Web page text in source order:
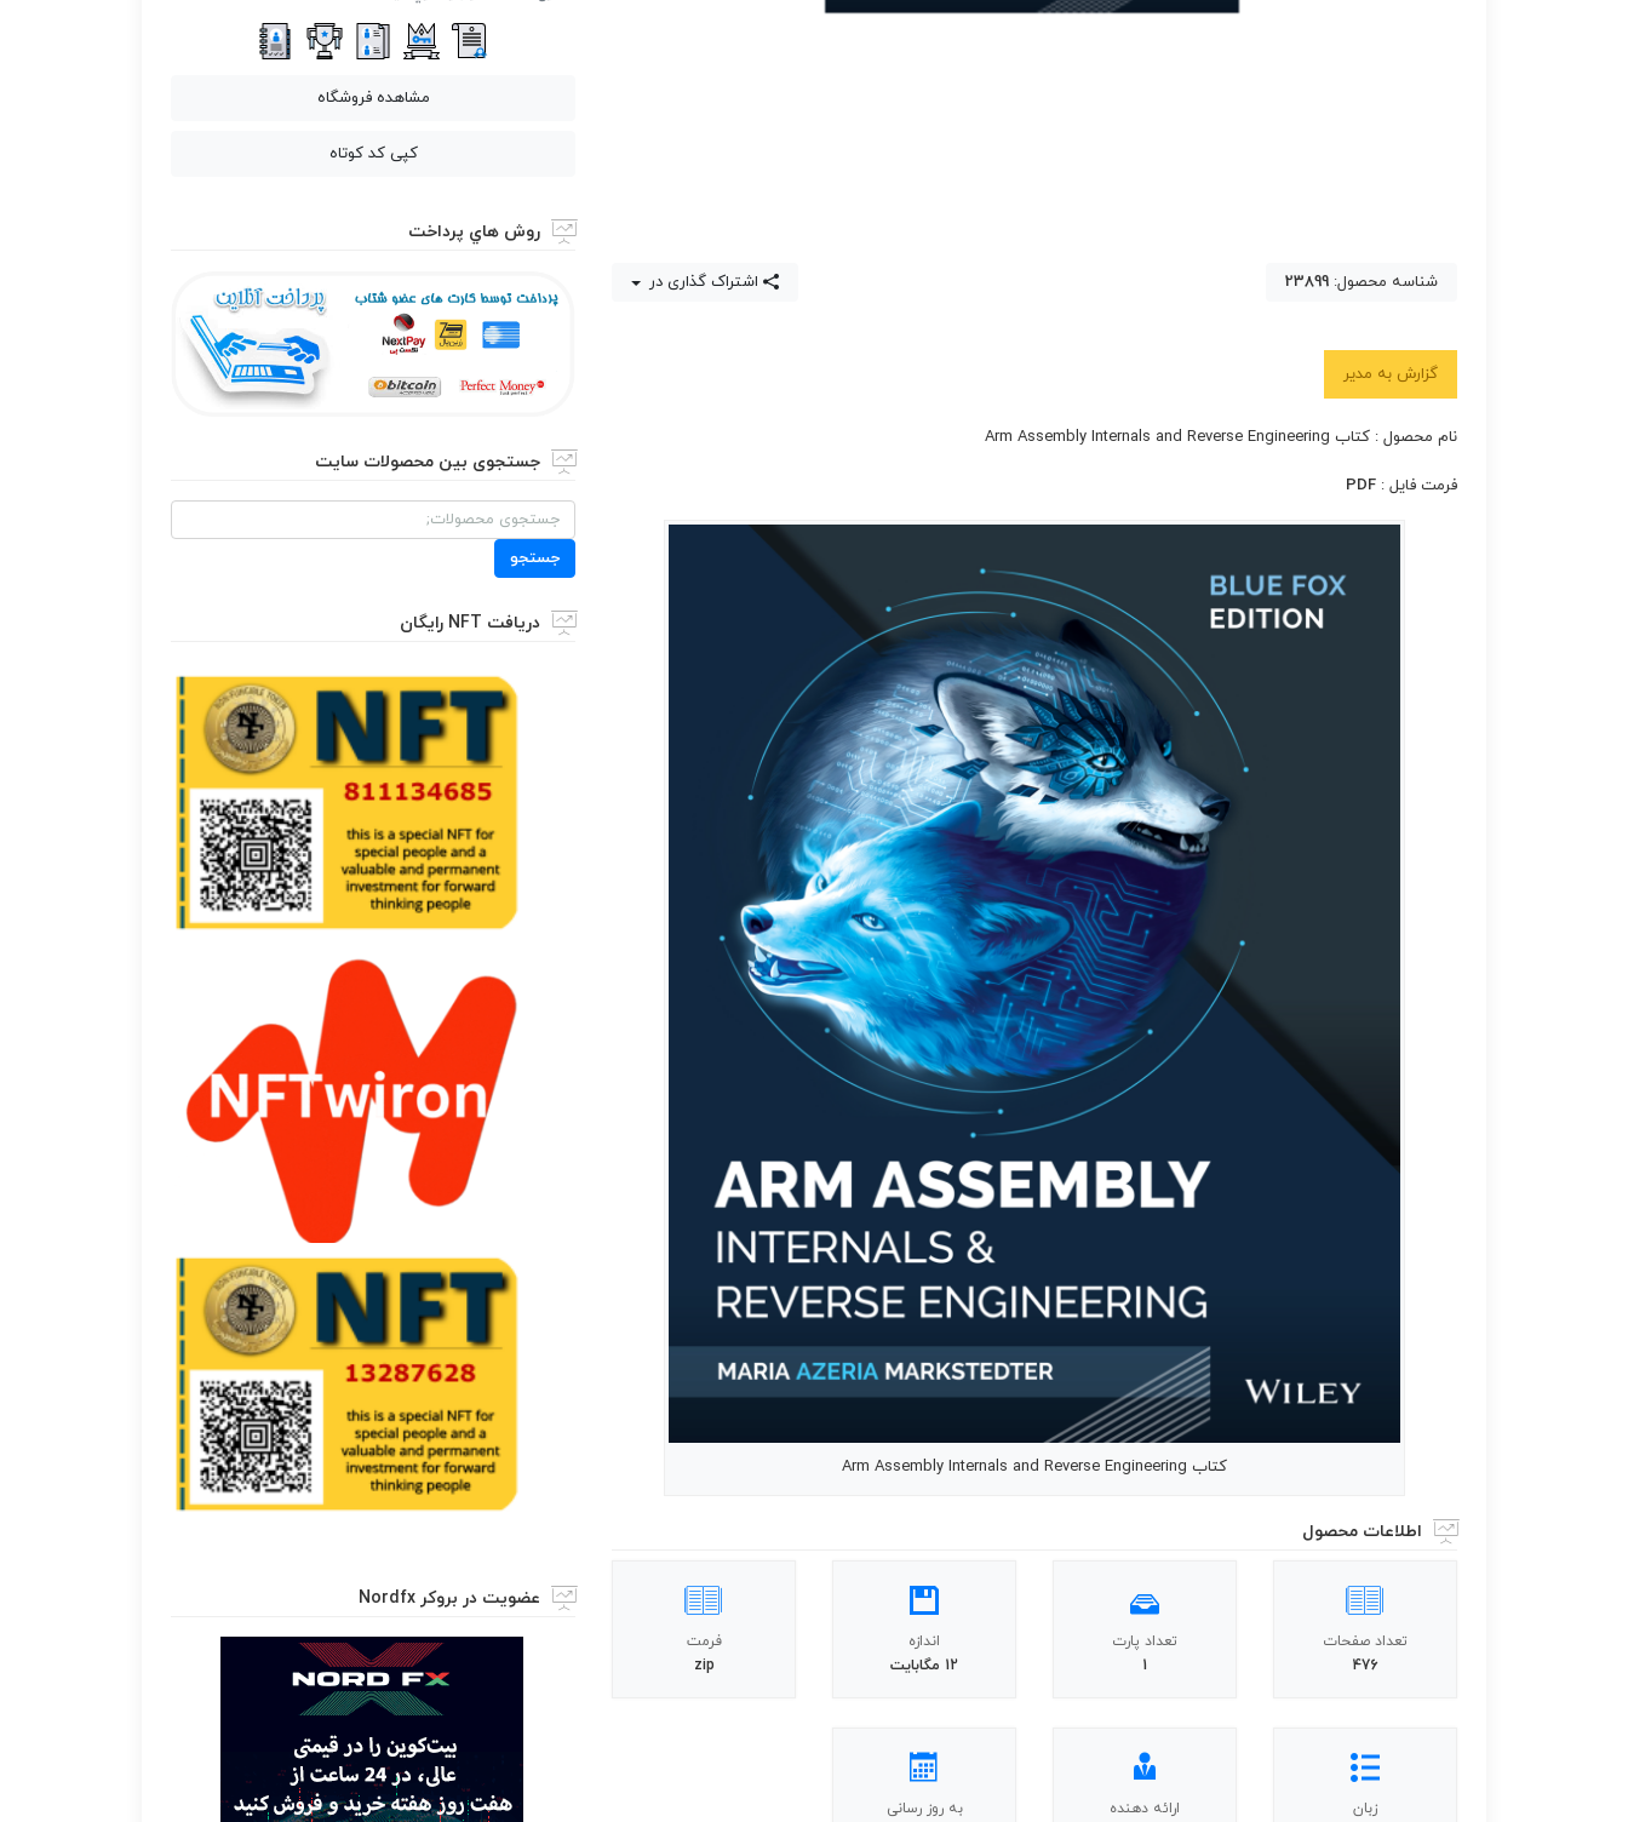
شناسه محصول: 23899 اشتراک گذاری در
گزارش به مدیر
نام محصول : کتاب Arm Assembly Internals and Reverse Engineering
فرمت فایل : PDF
کتاب Arm Assembly Internals and Reverse Engineering
اطلاعات محصول
تعداد صفحات
476
تعداد پارت
1
اندازه
12 مگابایت
فرمت
zip
زبان
ارائه دهنده
به روز رسانی
مشاهده فروشگاه
کپی کد کوتاه
روش هاي پرداخت
جستجوی بین محصولات سایت
جستجو
برای:
جستجو
دریافت NFT رایگان
عضویت در بروکر Nordfx